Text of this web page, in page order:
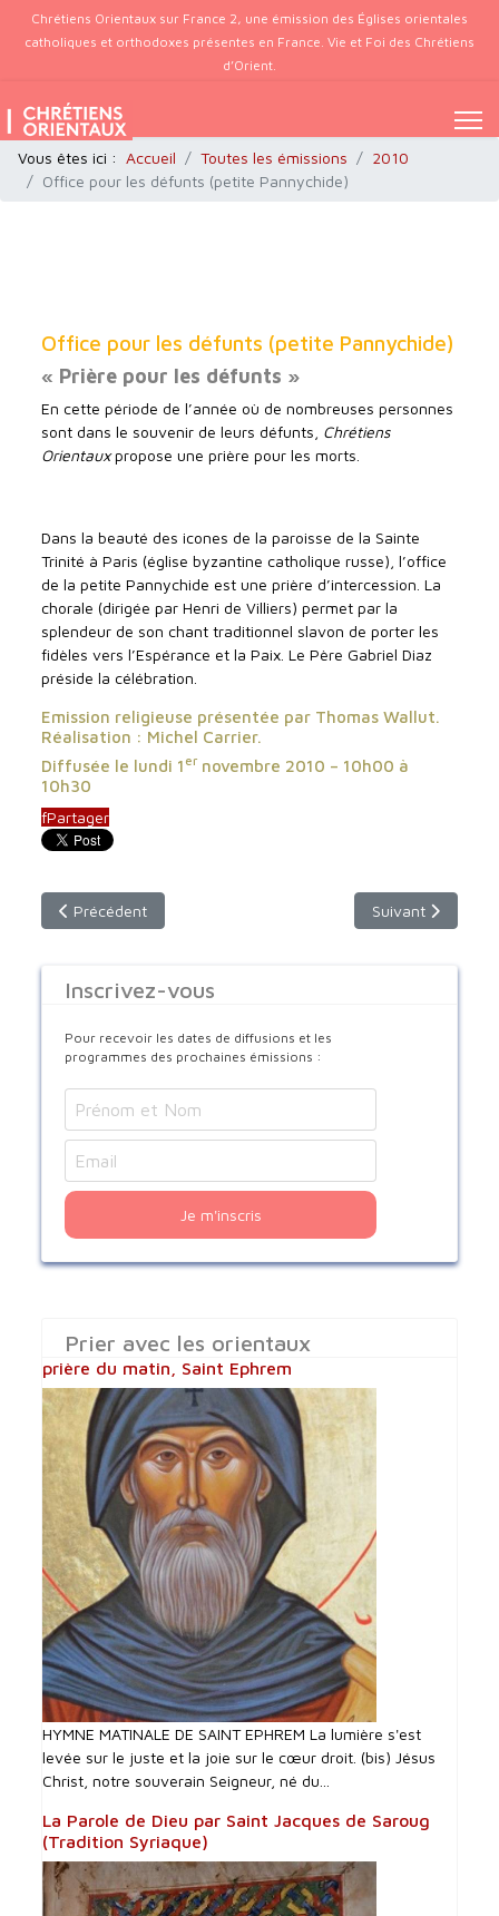
Chrétiens Orientaux sur France 2, une émission des Églises orientales
catholiques et orthodoxes présentes en France. Vie et Foi des Chrétiens
d’Orient.
Vous êtes ici : Accueil Toutes les émissions
2010
Office pour les défunts (petite Pannychide)
Office pour les défunts (petite Pannychide)
« Prière pour les défunts »
En cette période de l’année où de nombreuses personnes
sont dans le souvenir de leurs défunts, Chrétiens
Orientauxpropose une prière pour les morts.
Dans la beauté des icones de la paroisse de la Sainte
Trinité à Paris (église byzantine catholique russe), l’office
de la petite Pannychide est une prière d’intercession. La
chorale (dirigée par Henri de Villiers) permet par la
splendeur de son chant traditionnel slavon de porter les
fidèles vers l’Espérance et la Paix. Le Père Gabriel Diaz
préside la célébration.
Emission religieuse présentée par Thomas Wallut.
Réalisation : Michel Carrier.
Diffusée le lundi 1 er novembre 2010 – 10h00 à
10h30
fPartager
Article précédent : Que se passe-t-il après la mort ?
Précédent Article suivant :
Suivant
Inscrivez-vous
Pour recevoir les dates de diffusions et les
programmes des prochaines émissions :
Je m'inscris
Prier avec les orientaux
prière du matin, Saint Ephrem
HYMNE MATINALE DE SAINT EPHREM La lumière s'est
levée sur le juste et la joie sur le cœur droit. (bis) Jésus
Christ, notre souverain Seigneur, né du...
La Parole de Dieu par Saint Jacques de Saroug
(Tradition Syriaque)